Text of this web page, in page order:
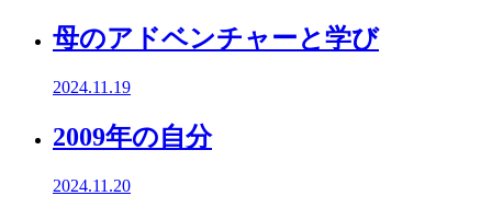
母のアドベンチャーと学び
2024.11.19
2009年の自分
2024.11.20